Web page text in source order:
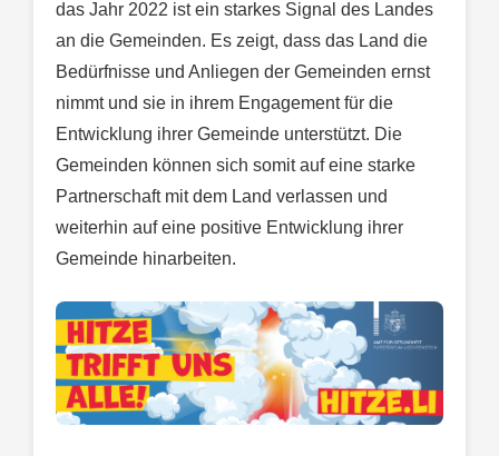
das Jahr 2022 ist ein starkes Signal des Landes
an die Gemeinden. Es zeigt, dass das Land die
Bedürfnisse und Anliegen der Gemeinden ernst
nimmt und sie in ihrem Engagement für die
Entwicklung ihrer Gemeinde unterstützt. Die
Gemeinden können sich somit auf eine starke
Partnerschaft mit dem Land verlassen und
weiterhin auf eine positive Entwicklung ihrer
Gemeinde hinarbeiten.